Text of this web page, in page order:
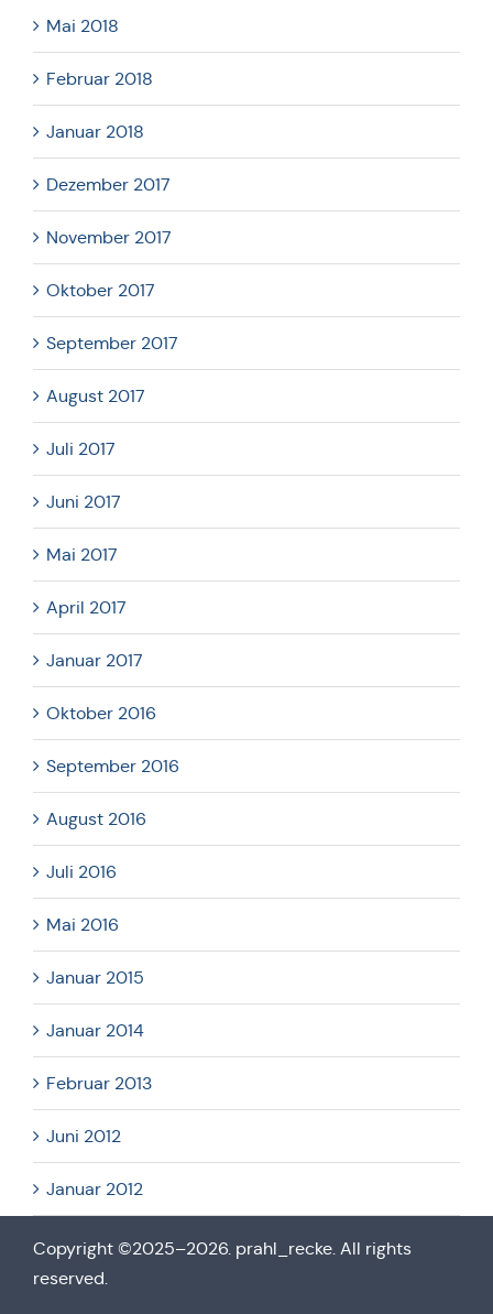
Mai 2018
Februar 2018
Januar 2018
Dezember 2017
November 2017
Oktober 2017
September 2017
August 2017
Juli 2017
Juni 2017
Mai 2017
April 2017
Januar 2017
Oktober 2016
September 2016
August 2016
Juli 2016
Mai 2016
Januar 2015
Januar 2014
Februar 2013
Juni 2012
Januar 2012
Copy­right ©2025–2026. prahl_recke. All rights
reserved.